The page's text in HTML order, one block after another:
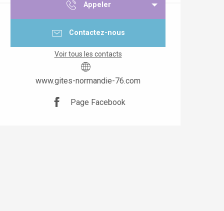
Appeler
Contactez-nous
Voir tous les contacts
www.gites-normandie-76.com
Page Facebook